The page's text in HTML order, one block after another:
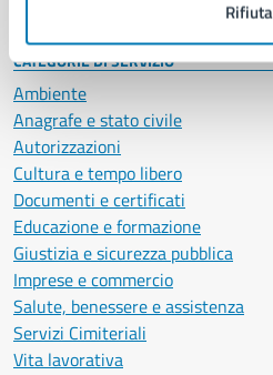
Rifiuta
CATEGORIE DI SERVIZIO
Ambiente
Anagrafe e stato civile
Autorizzazioni
Cultura e tempo libero
Documenti e certificati
Educazione e formazione
Giustizia e sicurezza pubblica
Imprese e commercio
Salute, benessere e assistenza
Servizi Cimiteriali
Vita lavorativa